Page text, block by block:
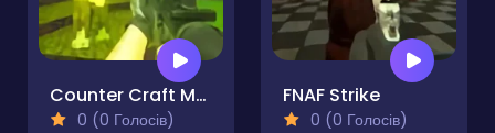
Counter Craft Modern Warfare
0 (0 Голосів)
FNAF Strike
0 (0 Голосів)